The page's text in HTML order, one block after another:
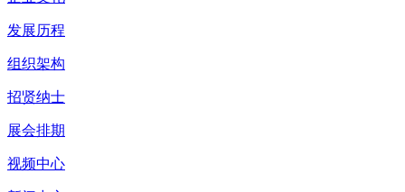
发展历程
组织架构
招贤纳士
展会排期
视频中心